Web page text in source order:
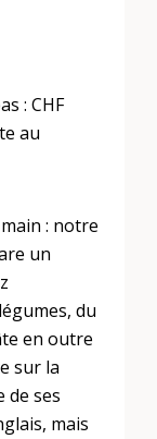
: CHF
au
: notre
un
du
en outre
sur la
de ses
mais